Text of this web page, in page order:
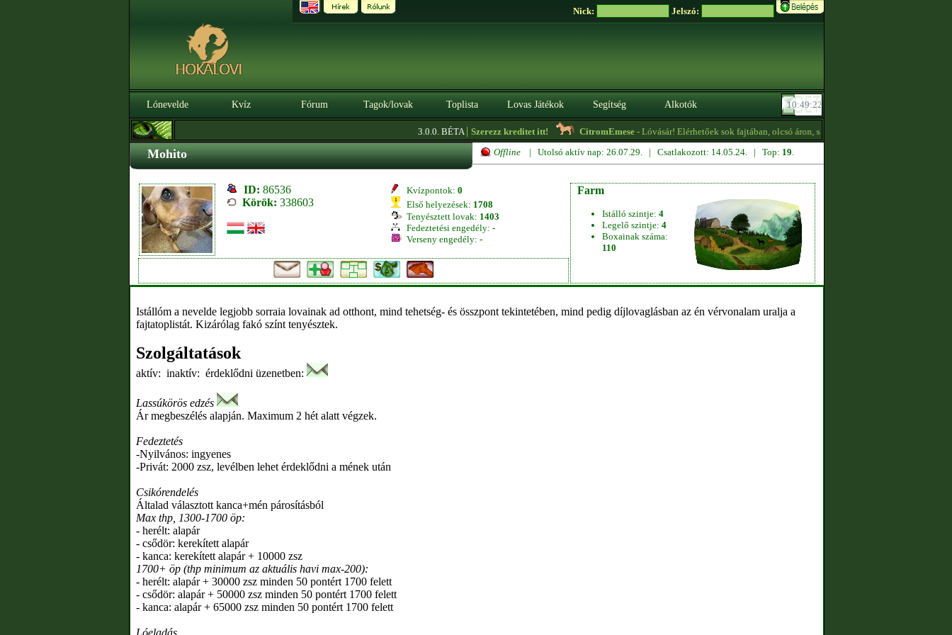
Nick: Jelszó:
Lónevelde Kvíz Fórum Tagok/lovak Toplista Lovas Játékok Segítség Alkotók
3.0.0. BÉTA|Szerezz kreditet itt! CitromEmese- Lóvásár! Elérhetőek sok fajtában, olcsó áron, sőt ingyen is lovak! Részletek a
Mohito Offline | Utolsó aktív nap: 26.07.29. | Csatlakozott: 14.05.24. | Top: 19.
ID: 86536
Körök: 338603
Kvízpontok: 0
Első helyezések: 1708
Tenyésztett lovak: 1403
Fedeztetési engedély: -
Verseny engedély: -
Farm
Istálló szintje: 4
Legelő szintje: 4
Boxainak száma:
110